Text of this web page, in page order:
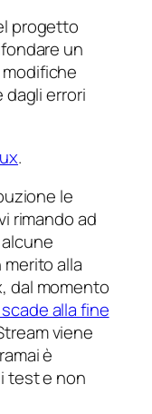
progetto
un
dagli errori
.
le
rimando ad
alla
dal momento
alla fine
viene
è
test e non